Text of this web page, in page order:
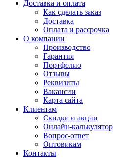
Доставка и оплата
Как сделать заказ
Доставка
Оплата и рассрочка
О компании
Производство
Гарантия
Портфолио
Отзывы
Реквизиты
Вакансии
Карта сайта
Клиентам
Скидки и акции
Онлайн-калькулятор
Вопрос-ответ
Оптовикам
Контакты